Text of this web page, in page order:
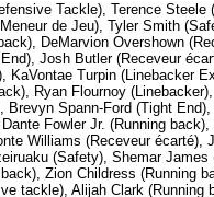
Tackle), Terence Steele
de Jeu), Tyler Smith
DeMarvion Overshown
Josh Butler (Receveur
Turpin (Linebacker
Ryan Flournoy
Spann-Ford (Tight
Fowler Jr. (Running
Williams (Receveur écarté),
(Safety), Shemar James
Zion Childress (Running
tackle), Alijah Clark (Running